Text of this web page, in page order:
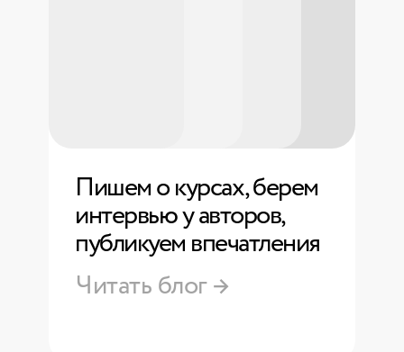
Пишем о курсах, берем
интервью у авторов,
публикуем впечатления
Читать блог →